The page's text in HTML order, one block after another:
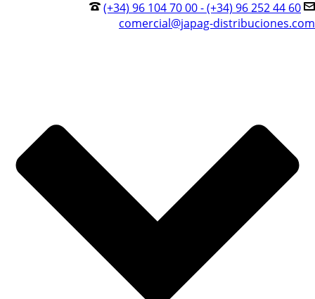
(+34) 96 104 70 00 - (+34) 96 252 44 60
comercial@japag-distribuciones.com